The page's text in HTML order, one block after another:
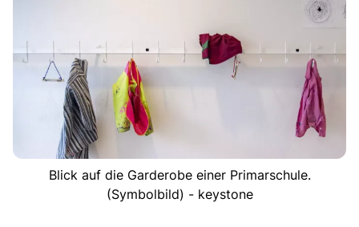
Blick auf die Garderobe einer Primarschule.
(Symbolbild) - keystone